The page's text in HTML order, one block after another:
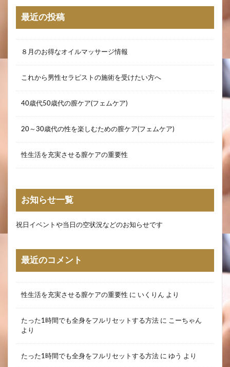
最近の投稿
８月のお得なオイルマッサージ情報
これから男性セラピストの施術を受けたい方へ
40歳代50歳代の膣ケア(フェムケア)
20～30歳代の性を楽しむための膣ケア(フェムケア)
性生活を充実させる膣ケアの重要性
お知らせ一覧
祝日イベントや当日の空状況などのお知らせです
最近のコメント
性生活を充実させる膣ケアの重要性 に いくりん より
たった1時間でも全身をフルリセットする方法 に こーちゃん
より
たった1時間でも全身をフルリセットする方法 に ゆう より